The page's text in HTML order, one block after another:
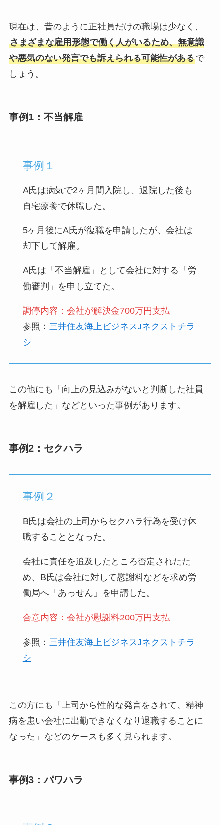
現在は、昔のように正社員だけの職場は少なく、
さまざまな雇用形態で働く人がいるため、無意識
や悪気のない発言でも訴えられる可能性があるで
しょう。
事例1：不当解雇
事例１
A氏は病気で2ヶ月間入院し、退院した後も
自宅療養で休職した。
5ヶ月後にA氏が復職を申請したが、会社は
却下して解雇。
A氏は「不当解雇」として会社に対する「労
働審判」を申し立てた。
調停内容：会社が解決金700万円支払
参照： 三井住友海上ビジネスJネクストチラ
シ
この他にも「向上の見込みがないと判断した社員
を解雇した」などといった事例があります。
事例2：セクハラ
事例２
B氏は会社の上司からセクハラ行為を受け休
職することとなった。
会社に責任を追及したところ否定されたた
め、B氏は会社に対して慰謝料などを求め労
働局へ「あっせん」を申請した。
合意内容：会社が慰謝料200万円支払
参照： 三井住友海上ビジネスJネクストチラ
シ
この方にも「上司から性的な発言をされて、精神
病を患い会社に出勤できなくなり退職することに
なった」などのケースも多く見られます。
事例3：パワハラ